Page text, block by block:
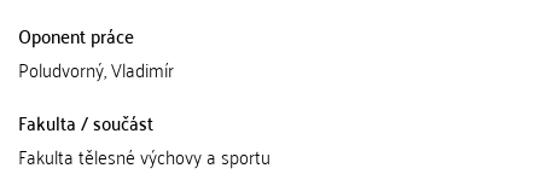
Oponent práce
Poludvorný, Vladimír
Fakulta / součást
Fakulta tělesné výchovy a sportu